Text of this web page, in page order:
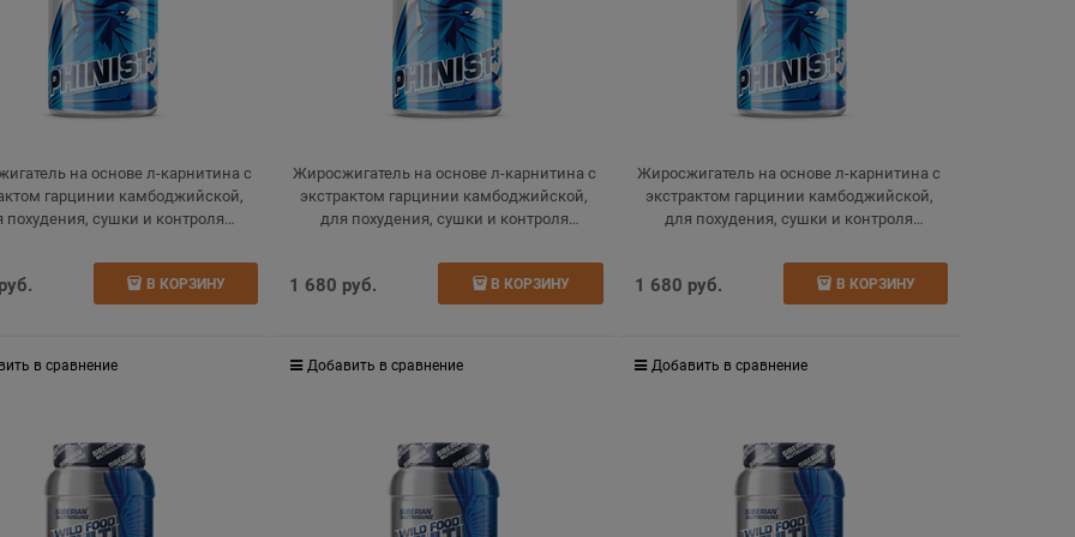
на основе л-карнитина с
гарцинии камбоджийской,
похудения, сушки и контроля
руб. В КОРЗИНУ
в сравнение
Жиросжигатель на основе л-карнитина с
экстрактом гарцинии камбоджийской,
для похудения, сушки и контроля
1 680 руб. В КОРЗИНУ
Добавить в сравнение
Жиросжигатель на основе л-карнитина с
экстрактом гарцинии камбоджийской,
для похудения, сушки и контроля
1 680 руб. В КОРЗИНУ
Добавить в сравнение